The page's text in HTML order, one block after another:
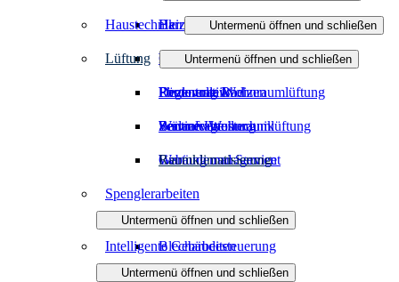
Barrierefreies Bad
Badinspiration und Musterbäder
Förderung Bad
Badanfrage
Heizungsmodernisierung
Öl- und Gasheizung
Regenerativ heizen
Wärmeverteilung
Wartung und Service
Haustechnik Untermenü öffnen und schließen
Wasser / Trinkwasser
Photovoltaik
Service Haustechnik
Gebäudemanagement
Lüftung Untermenü öffnen und schließen
Dezentrale Wohnraumlüftung
Zentrale Wohnraumlüftung
Raumklimatisierung
Spenglerarbeiten
Untermenü öffnen und schließen
Blecharbeiten
Intelligente Gebäudesteuerung
Untermenü öffnen und schließen